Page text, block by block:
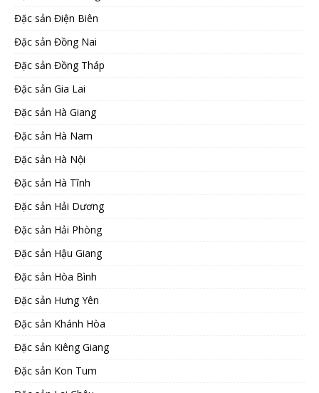
Đặc sản Điện Biên
Đặc sản Đồng Nai
Đặc sản Đồng Tháp
Đặc sản Gia Lai
Đặc sản Hà Giang
Đặc sản Hà Nam
Đặc sản Hà Nội
Đặc sản Hà Tĩnh
Đặc sản Hải Dương
Đặc sản Hải Phòng
Đặc sản Hậu Giang
Đặc sản Hòa Bình
Đặc sản Hưng Yên
Đặc sản Khánh Hòa
Đặc sản Kiêng Giang
Đặc sản Kon Tum